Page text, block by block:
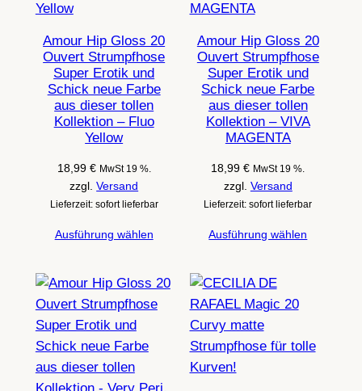
Amour Hip Gloss 20
Ouvert Strumpfhose
Super Erotik und
Schick neue Farbe
aus dieser tollen
Kollektion – Fluo
Yellow
18,99 € MwSt 19 %.
zzgl.Versand
Lieferzeit: sofort lieferbar
Ausführung wählen
Amour Hip Gloss 20
Ouvert Strumpfhose
Super Erotik und
Schick neue Farbe
aus dieser tollen
Kollektion – VIVA
MAGENTA
18,99€ MwSt 19 %.
zzgl. Versand
Lieferzeit: sofort lieferbar
Ausführung wählen